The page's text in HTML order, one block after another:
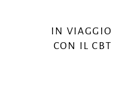
IN VIAGGIO
CON IL CBT